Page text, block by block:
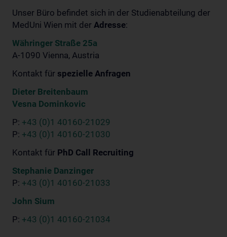
Unser Büro befindet sich in der Studienabteilung der
MedUni Wien mit der Adresse:
Währinger Straße 25a
A-1090 Vienna, Austria
Kontakt für spezielle Anfragen
Dieter Breitenbaum
Vesna Dominkovic
P: +43 (0)1 40160-21029
P: +43 (0)1 40160-21030
Kontakt für PhD Call Recruiting
Stephanie Danzinger
P: +43 (0)1 40160-21033
John Sium
P: +43 (0)1 40160-21034